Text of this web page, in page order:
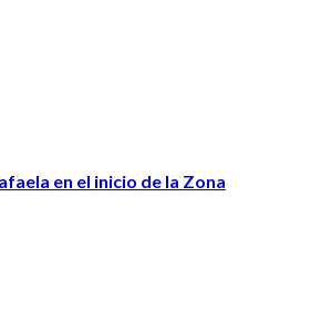
en el inicio de la Zona